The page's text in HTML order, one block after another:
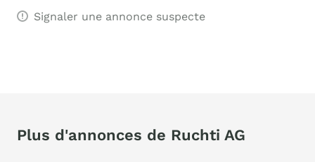
Signaler une annonce suspecte
Plus d'annonces de Ruchti AG